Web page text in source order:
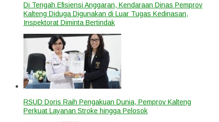
Di Tengah Efisiensi Anggaran, Kendaraan Dinas Pemprov
Kalteng Diduga Digunakan di Luar Tugas Kedinasan,
Inspektorat Diminta Bertindak
RSUD Doris Raih Pengakuan Dunia, Pemprov Kalteng
Perkuat Layanan Stroke hingga Pelosok